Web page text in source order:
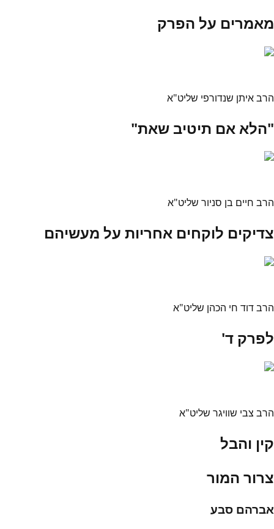
מאמרים על הפרק
הרב איתן שנדורפי שליט"א
"הלא אם תיטיב שאת"
הרב חיים בן סניור שליט"א
צדיקים לוקחים אחריות על מעשיהם
הרב דוד חי הכהן שליט"א
לפרק ד'
הרב צבי שוויגר שליט"א
קין והבל
צרור המור
אברהם סבע